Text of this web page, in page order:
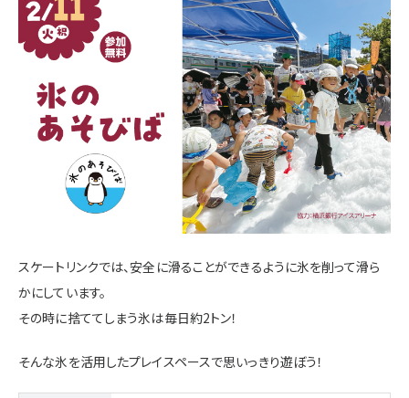
スケートリンクでは、安全に滑ることができるように氷を削って滑ら
かにしています。
その時に捨ててしまう氷は毎日約2トン！
そんな氷を活用したプレイスペースで思いっきり遊ぼう！
モデルハウス一覧
イベント・セミナー・キャンペーン一覧
新着情報一覧
住まいと暮らしのコラム